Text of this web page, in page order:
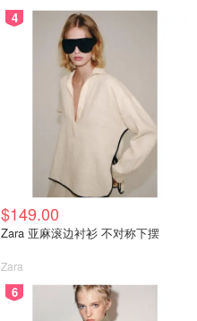
4
$149.00
Zara 亚麻滚边衬衫 不对称下摆
Zara
6